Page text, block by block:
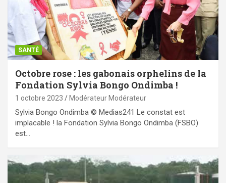
SANTÉ
Octobre rose : les gabonais orphelins de la
Fondation Sylvia Bongo Ondimba !
1 octobre 2023 Modérateur Modérateur
Sylvia Bongo Ondimba © Medias241 Le constat est
implacable ! la Fondation Sylvia Bongo Ondimba (FSBO)
est…